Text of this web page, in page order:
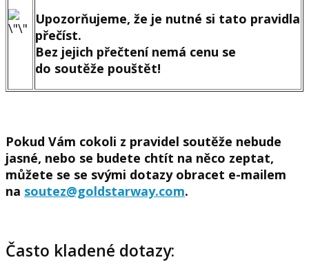
Upozorňujeme, že je nutné si tato pravidla
přečíst.
Bez jejich přečtení nemá cenu se
do soutěže pouštět!
Pokud Vám cokoli z pravidel soutěže nebude
jasné, nebo se budete chtít na něco zeptat,
můžete se se svými dotazy obracet e-mailem
na soutez@goldstarway.com.
Často kladené dotazy: